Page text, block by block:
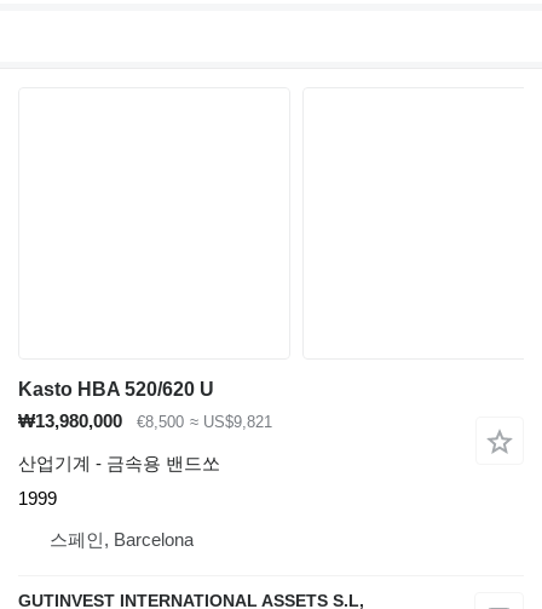
Kasto HBA 520/620 U
₩13,980,000
€8,500 ≈ US$9,821
산업기계 - 금속용 밴드쏘
1999
스페인, Barcelona
GUTINVEST INTERNATIONAL ASSETS S.L,